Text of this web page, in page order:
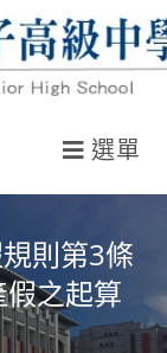
選單
則第3條
之起算